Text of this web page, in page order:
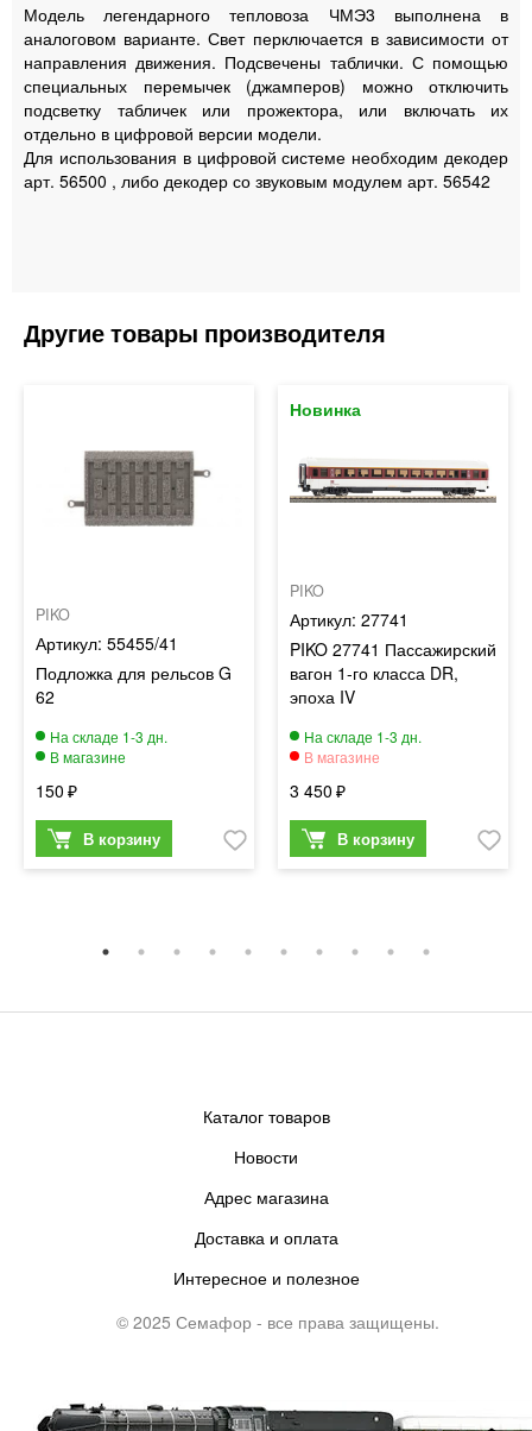
Модель легендарного тепловоза ЧМЭ3 выполнена в
аналоговом варианте. Свет перключается в зависимости от
направления движения. Подсвечены таблички. С помощью
специальных перемычек (джамперов) можно отключить
подсветку табличек или прожектора, или включать их
отдельно в цифровой версии модели.
Для использования в цифровой системе необходим декодер
арт. 56500 , либо декодер со звуковым модулем арт. 56542
PIKO
55455/41
Подложка для рельсов G
62
150
PIKO
27741
PIKO 27741 Пассажирский
вагон 1-го класса DR,
эпоха IV
3 450
Каталог товаров
Новости
Адрес магазина
Доставка и оплата
Интересное и полезное
© 2025 Семафор - все права защищены.